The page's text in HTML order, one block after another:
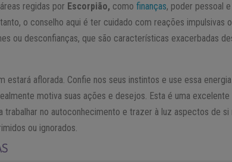
regidas por Escorpião, comofinanças, poder pessoal e
o conselho aqui é ter cuidado com reações impulsivas
ou desconfianças, que são características exacerbadas
estará aflorada. Confie nos seus instintos e use essa
motiva suas ações e desejos. Esta é uma excelente
trabalhar no autoconhecimento e trazer à luz aspectos de
ou ignorados.